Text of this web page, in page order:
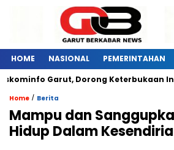
HOME NASIONAL PEMERINTAHAN
Garut, Dorong Keterbukaan
Home / Berita
Mampu dan
Hidup Dalam